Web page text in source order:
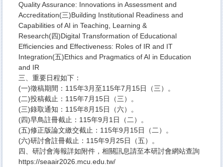
Quality Assurance: Innovations in Assessment and
Accreditation(三)Building Institutional Readiness and
Capabilities of AI in Teaching, Learning &
Research(四)Digital Transformation of Educational
Efficiencies and Effectiveness: Roles of IR and IT
Integration(五)Ethics and Pragmatics of AI in Education
and IR
三、重要日程如下：
(一)徵稿期間：115年3月至115年7月15日（三）。
(二)投稿截止：115年7月15日（三）。
(三)錄取通知：115年8月15日（六）。
(四)早鳥註冊截止：115年9月1日（二）。
(五)修正版論文繳交截止：115年9月15日（二）。
(六)研討會註冊截止：115年9月25日（五）。
四、研討會海報詳如附件，相關訊息請至本研討會網站查詢
https://seaair2026.mcu.edu.tw/